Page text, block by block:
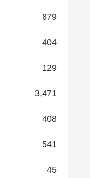
879
404
129
3,471
408
541
45